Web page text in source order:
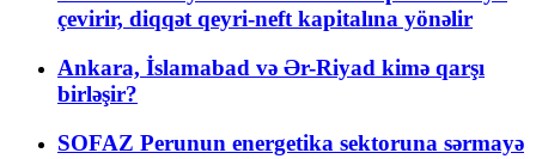
çevirir, diqqət qeyri-neft kapitalına yönəlir
Ankara, İslamabad və Ər-Riyad kimə qarşı
birləşir?
SOFAZ Perunun energetika sektoruna sərmayə